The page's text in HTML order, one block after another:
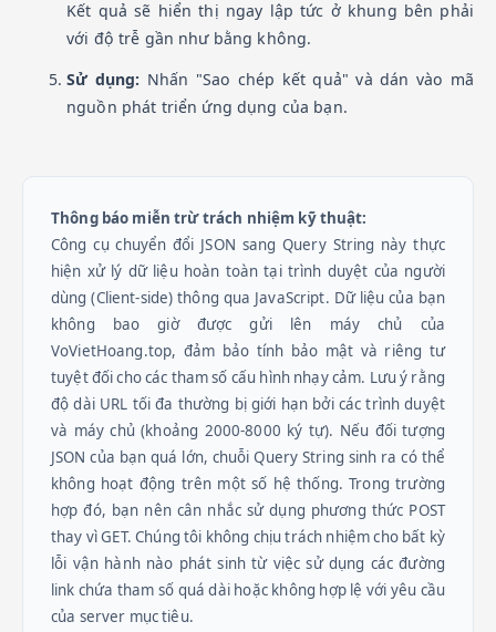
Kết quả sẽ hiển thị ngay lập tức ở khung bên phải
với độ trễ gần như bằng không.
Sử dụng: Nhấn "Sao chép kết quả" và dán vào mã
nguồn phát triển ứng dụng của bạn.
Thông báo miễn trừ trách nhiệm kỹ thuật:
Công cụ chuyển đổi JSON sang Query String này thực
hiện xử lý dữ liệu hoàn toàn tại trình duyệt của người
dùng (Client-side) thông qua JavaScript. Dữ liệu của bạn
không bao giờ được gửi lên máy chủ của
VoVietHoang.top, đảm bảo tính bảo mật và riêng tư
tuyệt đối cho các tham số cấu hình nhạy cảm. Lưu ý rằng
độ dài URL tối đa thường bị giới hạn bởi các trình duyệt
và máy chủ (khoảng 2000-8000 ký tự). Nếu đối tượng
JSON của bạn quá lớn, chuỗi Query String sinh ra có thể
không hoạt động trên một số hệ thống. Trong trường
hợp đó, bạn nên cân nhắc sử dụng phương thức POST
thay vì GET. Chúng tôi không chịu trách nhiệm cho bất kỳ
lỗi vận hành nào phát sinh từ việc sử dụng các đường
link chứa tham số quá dài hoặc không hợp lệ với yêu cầu
của server mục tiêu.